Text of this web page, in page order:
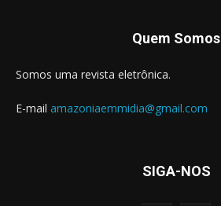
Quem Somos
Somos uma revista eletrônica.
E-mail amazoniaemmidia@gmail.com
SIGA-NOS